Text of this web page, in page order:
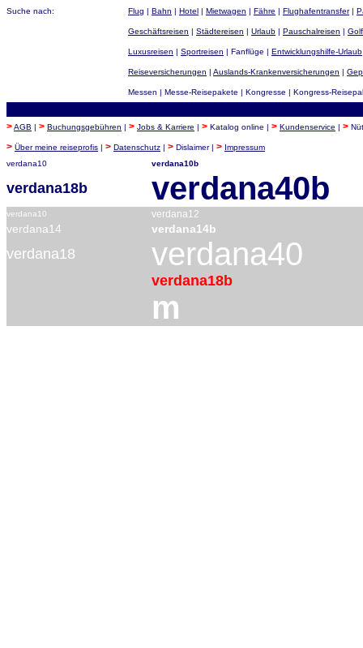
Suche nach: Flug | Bahn | Hotel | Mietwagen | Fähre | Flughafentransfer|
Geschäftsreisen | Städtereisen | Urlaub | Pauschalreisen |
Luxusreisen | Sportreisen | Fanflüge | Entwicklungshilfe-Urlaub
Reiseversicherungen | Auslands-Krankenversicherungen |
Messen | Messe-Reisepakete | Kongresse | Kongress-
>AGB | > Buchungsgebühren | > Jobs & Karriere | > Katalog online | > Kundenservice | >
> Über meine reiseprofis | > Datenschutz | > Dislaimer | > Impressum
verdana10
verdana10b
verdana18b verdana40b
verdana10 verdana12
verdana14 verdana14b
verdana18 verdana40
verdana18b
m